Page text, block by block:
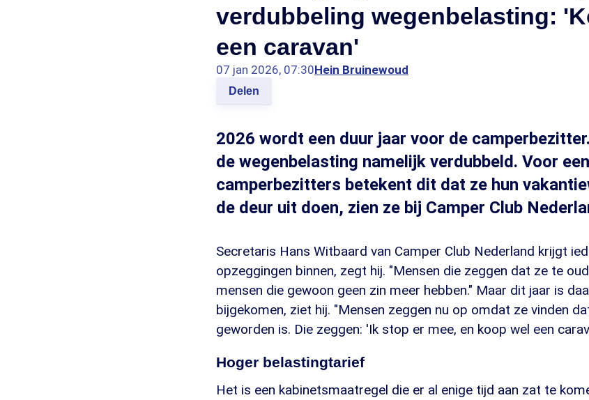
verdubbeling wegenbelasting:
een caravan'
07 jan 2026, 07:30Hein Bruinewoud
Delen
2026 wordt een duur jaar voor de
de wegenbelasting namelijk verdubbeld. Voor
camperbezitters betekent dit dat ze hun
de deur uit doen, zien ze bij Camper Club
Secretaris Hans Witbaard van Camper Club Nederland krijgt
opzeggingen binnen, zegt hij. "Mensen die zeggen dat ze te
mensen die gewoon geen zin meer hebben." Maar dit jaar is
bijgekomen, ziet hij. "Mensen zeggen nu op omdat ze vinden
geworden is. Die zeggen: 'Ik stop er mee, en koop wel een
Hoger belastingtarief
Het is een kabinetsmaatregel die er al enige tijd aan zat te